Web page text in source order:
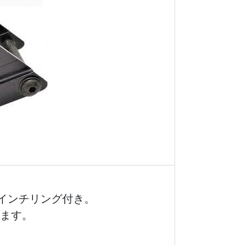
チリング付き。
す。